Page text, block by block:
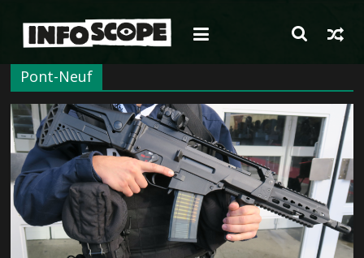
contenu
Pont-Neuf